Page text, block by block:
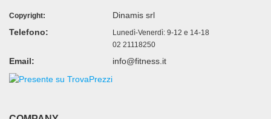
Copyright:
Dinamis srl
Telefono:
Lunedì-Venerdì: 9-12 e 14-18
02 21118250
Email: info@fitness.it